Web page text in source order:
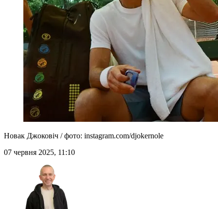
Новак Джоковіч / фото: instagram.com/djokernole
07 червня 2025, 11:10